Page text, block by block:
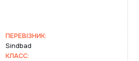
ПЕРЕВІЗНИК:
Sindbad
КЛАСС: